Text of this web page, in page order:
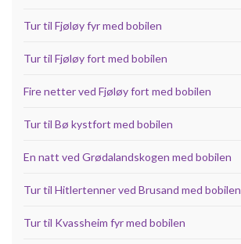
Tur til Fjøløy fyr med bobilen
Tur til Fjøløy fort med bobilen
Fire netter ved Fjøløy fort med bobilen
Tur til Bø kystfort med bobilen
En natt ved Grødalandskogen med bobilen
Tur til Hitlertenner ved Brusand med bobilen
Tur til Kvassheim fyr med bobilen